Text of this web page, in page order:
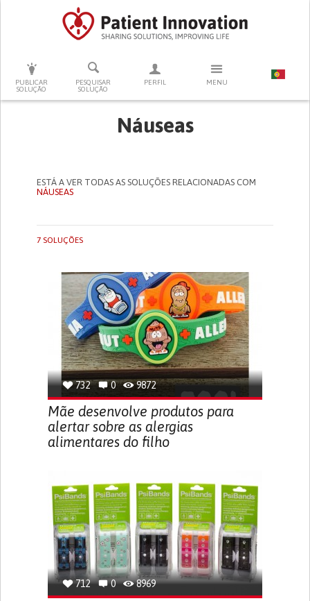
PUBLICAR
SOLUÇÃO
PESQUISAR
SOLUÇÃO
PERFIL MENU
PRESSIONE ENTER PARA PESQUISAR
Náuseas
ESTÁ A VER TODAS AS SOLUÇÕES RELACIONADAS COM
NÁUSEAS
7 SOLUÇÕES
732 0 9872
Mãe desenvolve produtos para
alertar sobre as alergias
alimentares do filho
712 0 8969